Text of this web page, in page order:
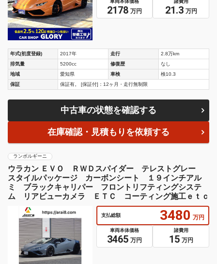
車両本体価格
2178 万円
諸費用
21.3 万円
年式(初度登録) 2017年 走行
2.8万km
排気量
5200cc 修復歴
なし
地域
愛知県 車検
検10.3
保証
保証有。 [保証付]：12ヶ月・走行無制限
中古車の状態を確認する
在庫確認・見積もりを依頼する
ランボルギーニ
ウラカン ＥＶＯ ＲＷＤスパイダー テレストグレー
スタイルパッケージ カーボンシート １９インチアル
ミ ブラックキャリパー フロントリフティングシステ
ム リアビューカメラ ＥＴＣ コーティング施工ｅｔｃ
支払総額 3480 万円
車両本体価格
3465 万円
諸費用
15 万円